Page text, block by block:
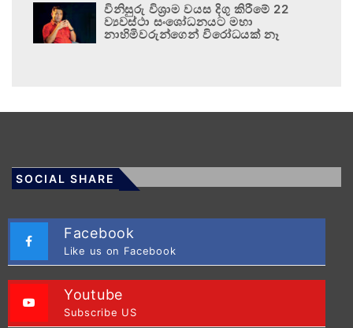
විනිසුරු විශ්‍රාම වයස දිගු කිරීමේ 22
ව්‍යවස්ථා සංශෝධනයට මහා
නාහිමිවරුන්ගෙන් විරෝධයක් නෑ
SOCIAL SHARE
Facebook
Like us on Facebook
Youtube
Subscribe US